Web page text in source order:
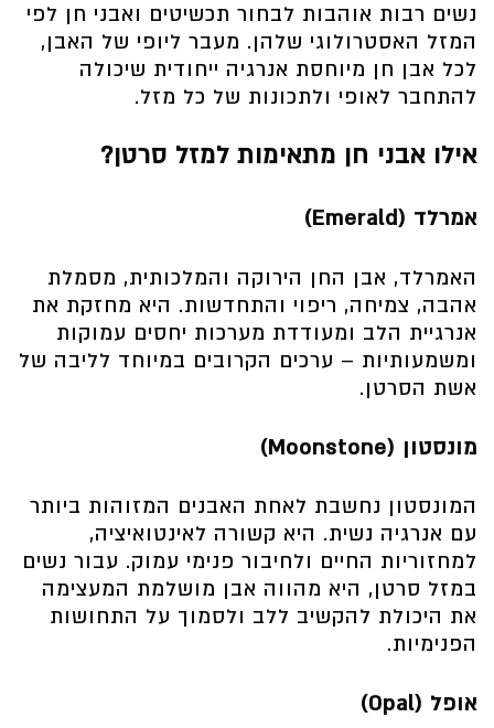
נשים רבות אוהבות לבחור תכשיטים ואבני חן לפי
המזל האסטרולוגי שלהן. מעבר ליופי של האבן,
לכל אבן חן מיוחסת אנרגיה ייחודית שיכולה
להתחבר לאופי ולתכונות של כל מזל.
אילו אבני חן מתאימות למזל סרטן?
אמרלד (Emerald)
האמרלד, אבן החן הירוקה והמלכותית, מסמלת
אהבה, צמיחה, ריפוי והתחדשות. היא מחזקת את
אנרגיית הלב ומעודדת מערכות יחסים עמוקות
ומשמעותיות – ערכים הקרובים במיוחד לליבה של
אשת הסרטן.
מונסטון (Moonstone)
המונסטון נחשבת לאחת האבנים המזוהות ביותר
עם אנרגיה נשית. היא קשורה לאינטואיציה,
למחזוריות החיים ולחיבור פנימי עמוק. עבור נשים
במזל סרטן, היא מהווה אבן מושלמת המעצימה
את היכולת להקשיב ללב ולסמוך על התחושות
הפנימיות.
אופל (Opal)